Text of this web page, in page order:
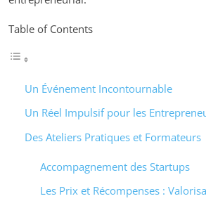
Table of Contents
Un Événement Incontournable
Un Réel Impulsif pour les
Des Ateliers Pratiques et Formateurs
Accompagnement des Startups
Les Prix et Récompenses :